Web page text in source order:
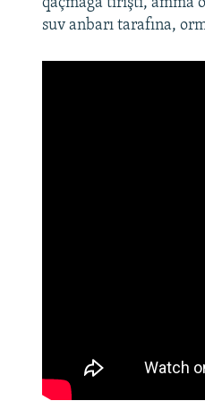
qaçmağa tırıştı,
suv anbarı tarafına,